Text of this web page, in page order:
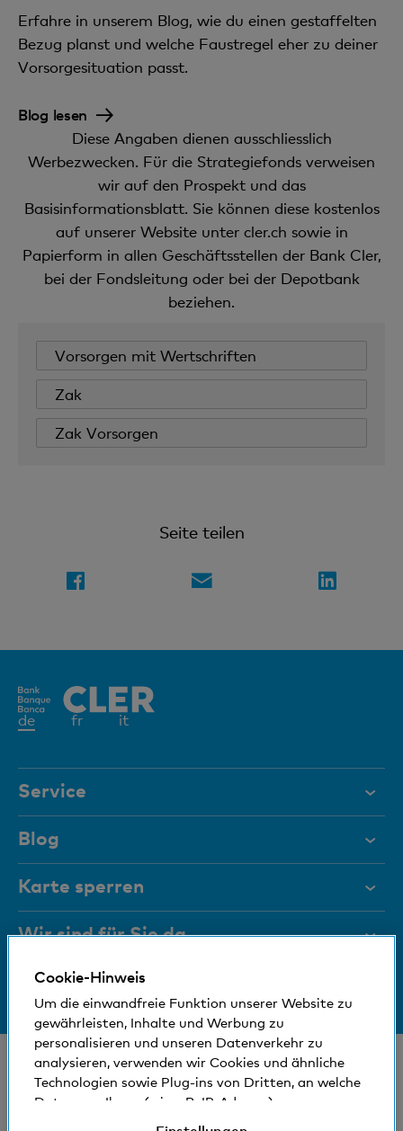
Erfahre in unserem Blog, wie du einen gestaffelten
Bezug planst und welche Faustregel eher zu deiner
Vorsorgesituation passt.
Blog lesen
Diese Angaben dienen ausschliesslich
Werbezwecken. Für die Strategiefonds verweisen
wir auf den Prospekt und das
Basisinformationsblatt. Sie können diese kostenlos
auf unserer Website unter cler.ch sowie in
Papierform in allen Geschäftsstellen der Bank Cler,
bei der Fondsleitung oder bei der Depotbank
beziehen.
Vorsorgen mit Wertschriften
Zak
Zak Vorsorgen
Seite teilen
deAktives
fr it
Service
Hilfe & Kontakt
Dokumente
Magazin
Führungsgremien
Medien
Sozial und umweltfreundlich
Blog
Karte sperren
+41 (0)800 88 99 66
Wir sind für Sie da
Hilfe & Kontakt
Standorte und Bancomaten
Bankinfos
© Bank Cler AG
Rechtliche Bedingungen und Hinweise
Cookie-Hinweis
Um die einwandfreie Funktion unserer Website zu
gewährleisten, Inhalte und Werbung zu
personalisieren und unseren Datenverkehr zu
analysieren, verwenden wir Cookies und ähnliche
Technologien sowie Plug-ins von Dritten, an welche
Daten von Ihnen (wie z.B. IP-Adresse)